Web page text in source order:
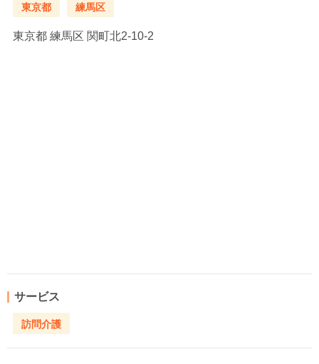
東京都 練馬区
東京都 練馬区 関町北2-10-2
サービス
訪問介護